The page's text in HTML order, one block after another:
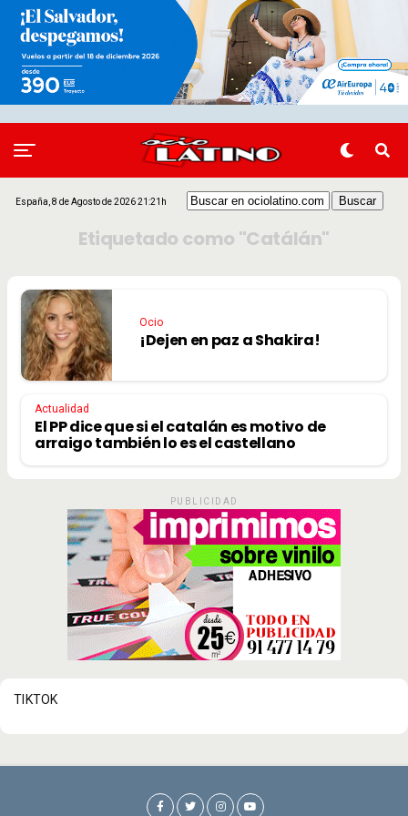
España, 8 de Agosto de 2026 21:21h
Etiquetado como "Catálán"
Ocio
¡Dejen en paz a Shakira!
Actualidad
El PP dice que si el catalán es motivo de
arraigo también lo es el castellano
PUBLICIDAD
TIKTOK